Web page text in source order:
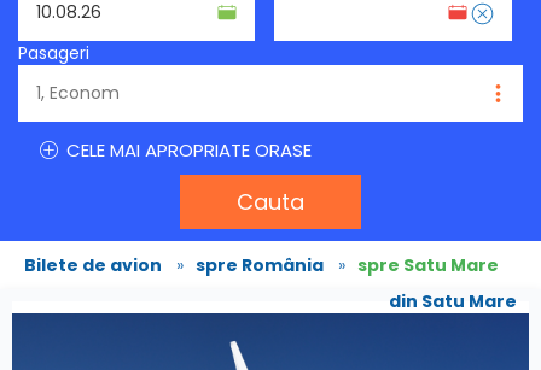
Pasageri
CELE MAI APROPRIATE ORASE
Cauta
Bilete de avion » spre România » spre Satu Mare
din Satu Mare